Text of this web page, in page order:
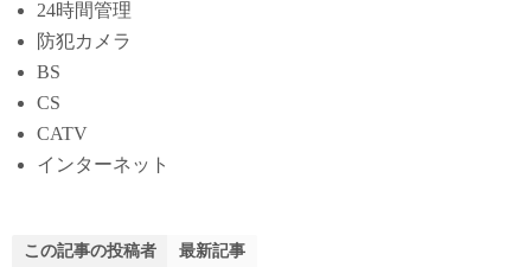
24時間管理
防犯カメラ
BS
CS
CATV
インターネット
この記事の投稿者 最新記事